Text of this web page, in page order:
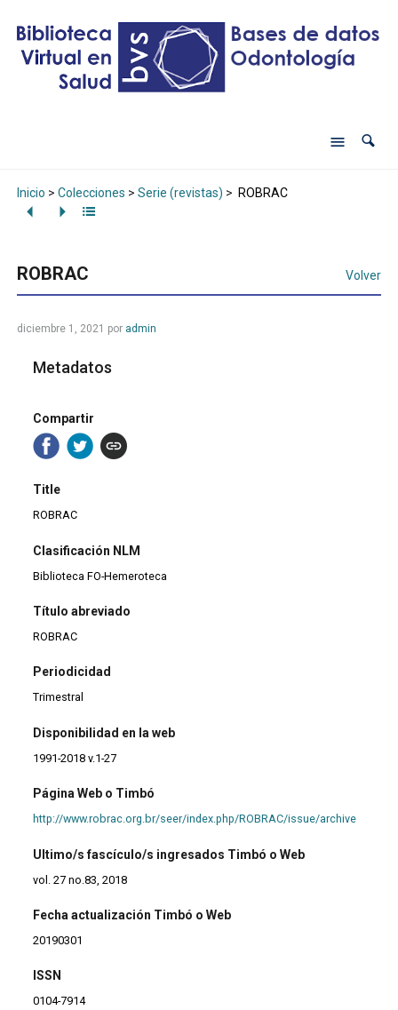
Inicio > Colecciones > Serie (revistas) > ROBRAC
ROBRAC Volver
diciembre 1, 2021 por admin
Metadatos
Compartir
Title
ROBRAC
Clasificación NLM
Biblioteca FO-Hemeroteca
Título abreviado
ROBRAC
Periodicidad
Trimestral
Disponibilidad en la web
1991-2018 v.1-27
Página Web o Timbó
http://www.robrac.org.br/seer/index.php/ROBRAC/issue/archive
Ultimo/s fascículo/s ingresados Timbó o Web
vol. 27 no.83, 2018
Fecha actualización Timbó o Web
20190301
ISSN
0104-7914